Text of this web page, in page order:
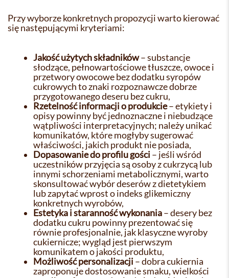
Przy wyborze konkretnych propozycji warto kierować
się następującymi kryteriami:
Jakość użytych składników– substancje
słodzące, pełnowartościowe tłuszcze, owoce i
przetwory owocowe bez dodatku syropów
cukrowych to znaki rozpoznawcze dobrze
przygotowanego deseru bez cukru,
Rzetelność informacji o produkcie– etykiety i
opisy powinny być jednoznaczne i niebudzące
wątpliwości interpretacyjnych; należy unikać
komunikatów, które mogłyby sugerować
właściwości, jakich produkt nie posiada,
Dopasowanie do profilu gości– jeśli wśród
uczestników przyjęcia są osoby z cukrzycą lub
innymi schorzeniami metabolicznymi, warto
skonsultować wybór deserów z dietetykiem
lub zapytać wprost o indeks glikemiczny
konkretnych wyrobów,
Estetyka i staranność wykonania– desery bez
dodatku cukru powinny prezentować się
równie profesjonalnie, jak klasyczne wyroby
cukiernicze; wygląd jest pierwszym
komunikatem o jakości produktu,
Możliwość personalizacji– dobra cukiernia
zaproponuje dostosowanie smaku, wielkości